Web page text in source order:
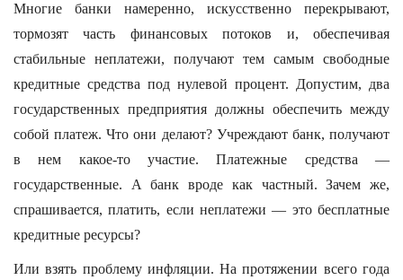
Многие банки намеренно, искусственно перекрывают,
тормозят часть финансовых потоков и, обеспечивая
стабильные неплатежи, получают тем самым свободные
кредитные средства под нулевой процент. Допустим, два
государственных предприятия должны обеспечить между
собой платеж. Что они делают? Учреждают банк, получают
в нем какое-то участие. Платежные средства —
государственные. А банк вроде как частный. Зачем же,
спрашивается, платить, если неплатежи — это бесплатные
кредитные ресурсы?
Или взять проблему инфляции. На протяжении всего года